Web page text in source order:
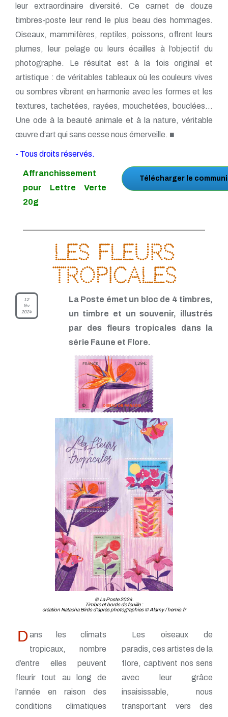
leur extraordinaire diversité. Ce carnet de douze
timbres-poste leur rend le plus beau des hommages.
Oiseaux, mammifères, reptiles, poissons, offrent leurs
plumes, leur pelage ou leurs écailles à l’objectif du
photographe. Le résultat est à la fois original et
artistique : de véritables tableaux où les couleurs vives
ou sombres vibrent en harmonie avec les formes et les
textures, tachetées, rayées, mouchetées, bouclées…
Une ode à la beauté animale et à la nature, véritable
œuvre d’art qui sans cesse nous émerveille. ■
- Tous droits réservés.
Affranchissement
pour Lettre Verte
20g
Télécharger le
Les fleurs
tropicales
12
fév.
2024
La Poste émet un bloc de 4 timbres,
un timbre et un souvenir, illustrés
par des fleurs tropicales dans la
série Faune et Flore.
© La Poste 2024.
Timbre et bords de feuille :
création Natacha Birds d’après photographies © Alamy / hemis.fr
Dans les climats
tropicaux, nombre
d’entre elles peuvent
fleurir tout au long de
l’année en raison des
conditions climatiques
Les oiseaux de
paradis, ces artistes de la
flore, captivent nos sens
avec leur grâce
insaisissable, nous
transportant vers des